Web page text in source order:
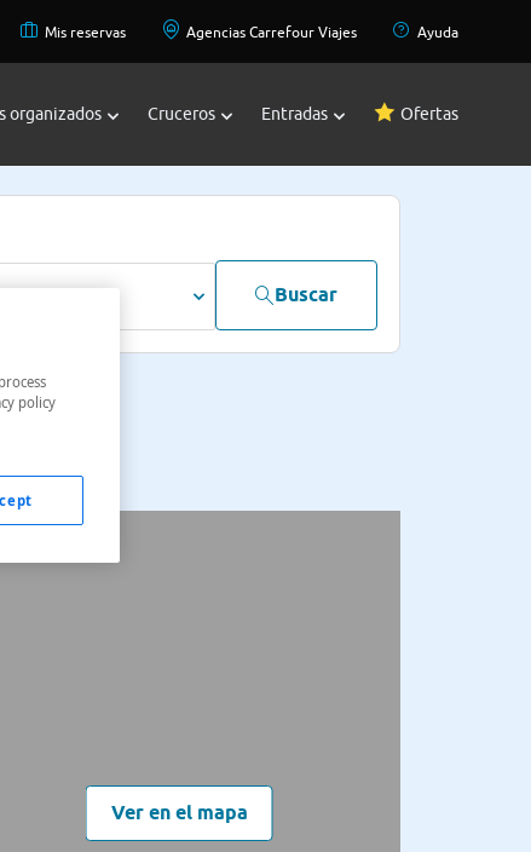
Mis reservas Agencias Carrefour Viajes Ayuda
organizados Cruceros Entradas Ofertas
Buscar
Ver en el mapa
policy